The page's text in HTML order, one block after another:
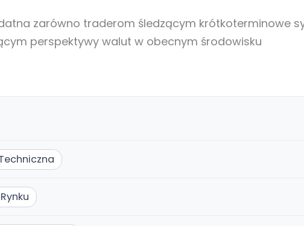
zarówno traderom śledzącym krótkoterminowe
perspektywy walut w obecnym środowisku